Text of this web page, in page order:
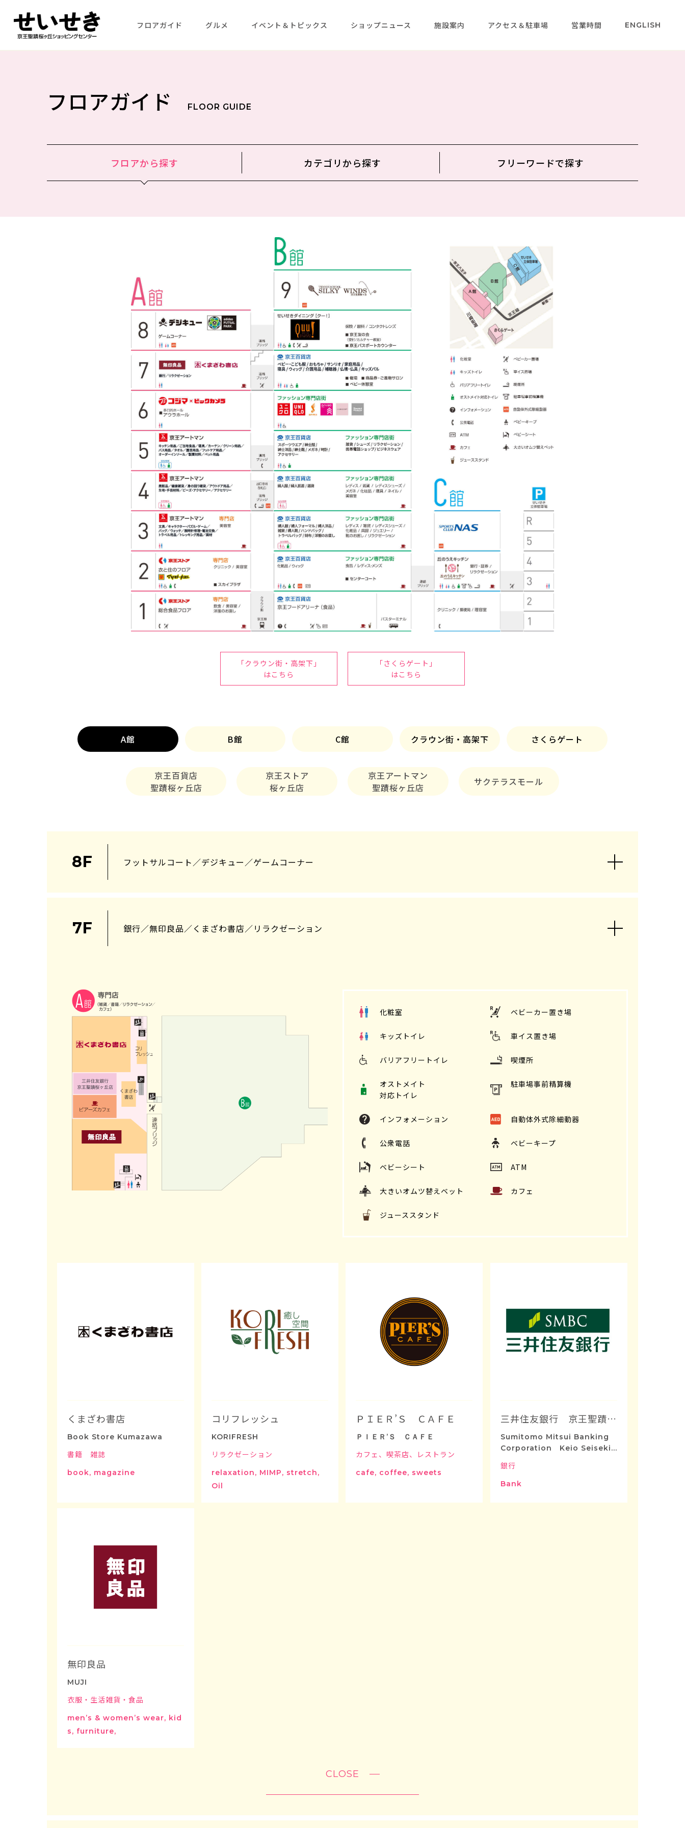
フロアガイド グルメ イベント＆トピックス ショップニュース 施設案内 アクセス＆駐車場 営業時間 ENGLISH
フロアガイド FLOOR GUIDE
フロアから探す カテゴリから探す フリーワードで探す
「クラウン街・高架下」
はこちら
「さくらゲート」
はこちら
A館 B館 C館 クラウン街・高架下 さくらゲート
京王百貨店
聖蹟桜ヶ丘店
京王ストア
桜ヶ丘店
京王アートマン
聖蹟桜ヶ丘店
サクテラスモール
8F フットサルコート／デジキュー／ゲームコーナー
7F 銀行／無印良品／くまざわ書店／リラクゼーション
化粧室 ベビーカー置き場
キッズトイレ 車イス置き場
バリアフリートイレ 喫煙所
オストメイト
対応トイレ
駐車場事前精算機
インフォメーション 自動体外式除細動器
公衆電話 ベビーキープ
ベビーシート ATM
大きいオムツ替えベット カフェ
ジューススタンド
くまざわ書店
Book Store Kumazawa
書籍 雑誌
book, magazine
コリフレッシュ
KORIFRESH
リラクゼーション
relaxation, MIMP, stretch,
Oil
ＰＩＥＲ’Ｓ ＣＡＦＥ
ＰＩＥＲ’Ｓ ＣＡＦＥ
カフェ、喫茶店、レストラン
cafe, coffee, sweets
三井住友銀行 京王聖蹟桜ヶ丘店
Sumitomo Mitsui Banking
Corporation Keio Seisekis
銀行
Bank
無印良品
MUJI
衣服・生活雑貨・食品
men’s & women’s wear, kid
s, furniture,
CLOSE